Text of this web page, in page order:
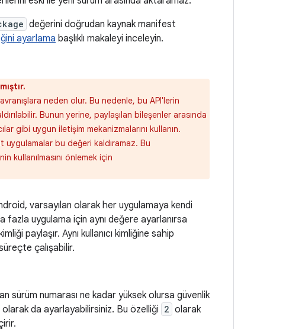
değerini doğrudan kaynak manifest
ayarlama başlıklı makaleyi inceleyin.
neden olur. Bu nedenle, bu API'lerin
Bunun yerine, paylaşılan bileşenler arasında
gibi uygun iletişim mekanizmalarını kullanın.
uygulamalar bu değeri kaldıramaz. Bu
kullanılmasını önlemek için
varsayılan olarak her uygulamaya kendi
fazla uygulama için aynı değere ayarlanırsa
paylaşır. Aynı kullanıcı kimliğine sahip
çalışabilir.
sürüm numarası ne kadar yüksek olursa güvenlik
olarak da ayarlayabilirsiniz. Bu özelliği 2 olarak